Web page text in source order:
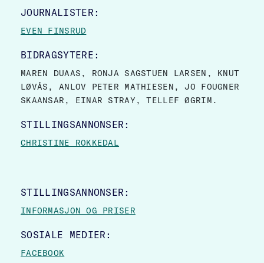
JOURNALISTER:
EVEN FINSRUD
BIDRAGSYTERE:
MAREN DUAAS, RONJA SAGSTUEN LARSEN, KNUT
LØVÅS, ANLOV PETER MATHIESEN, JO FOUGNER
SKAANSAR, EINAR STRAY, TELLEF ØGRIM.
STILLINGSANNONSER:
CHRISTINE ROKKEDAL
STILLINGSANNONSER:
INFORMASJON OG PRISER
SOSIALE MEDIER:
FACEBOOK